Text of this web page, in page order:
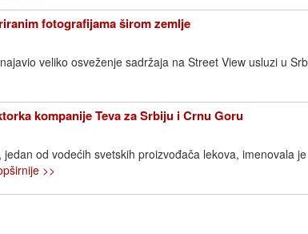
fotografijama širom zemlje
veliko osveženje sadržaja na Street View usluzi u
kompanije Teva za Srbiju i Crnu Goru
od vodećih svetskih proizvođača lekova, imenovala
>>